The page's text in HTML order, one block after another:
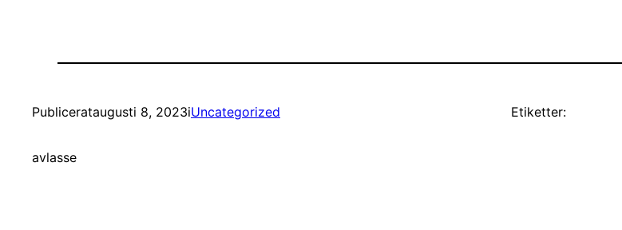
Publicerataugusti 8, 2023iUncategorized
avlasse
Etiketter: